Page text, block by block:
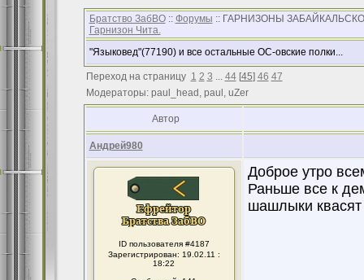
Братство ЗабВО:: Форумы :: ГАРНИЗОНЫ
Гарнизон Чита.
"Языковед"(77190) и все остальные ОС-овские полки...
Переход на страницу 1 2 3 ... 44[45] 46 47
Модераторы: paul_head, paul, uZer
Автор
Андрей980
ID пользователя #4187
Зарегистрирован: 19.02.11 :
18:22
Доброе утро
Раньше все к
шашлыки